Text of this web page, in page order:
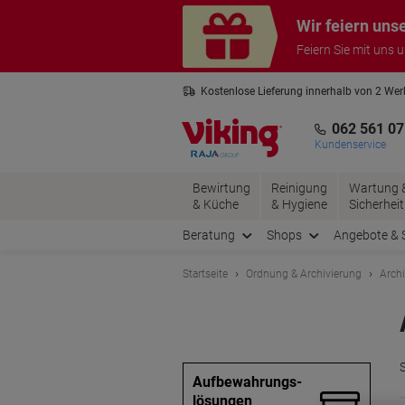
Wir feiern
Feiern Sie mit uns
Kostenlose Lieferung innerhalb von 2
062 561
Kundenservice
Bewirtung
& Küche
Reinigung
& Hygiene
Wartung
Sicherheit
Beratung Shops Angebote &
Startseite Ordnung & Archivierung
Aufbewahrungs-
lösungen